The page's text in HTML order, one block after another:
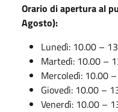
Orario di apertura al
Agosto):
Lunedì: 10.00 –
Martedì: 10.00 –
Mercoledì: 10.00
Giovedì: 10.00 –
Venerdì: 10.00 –